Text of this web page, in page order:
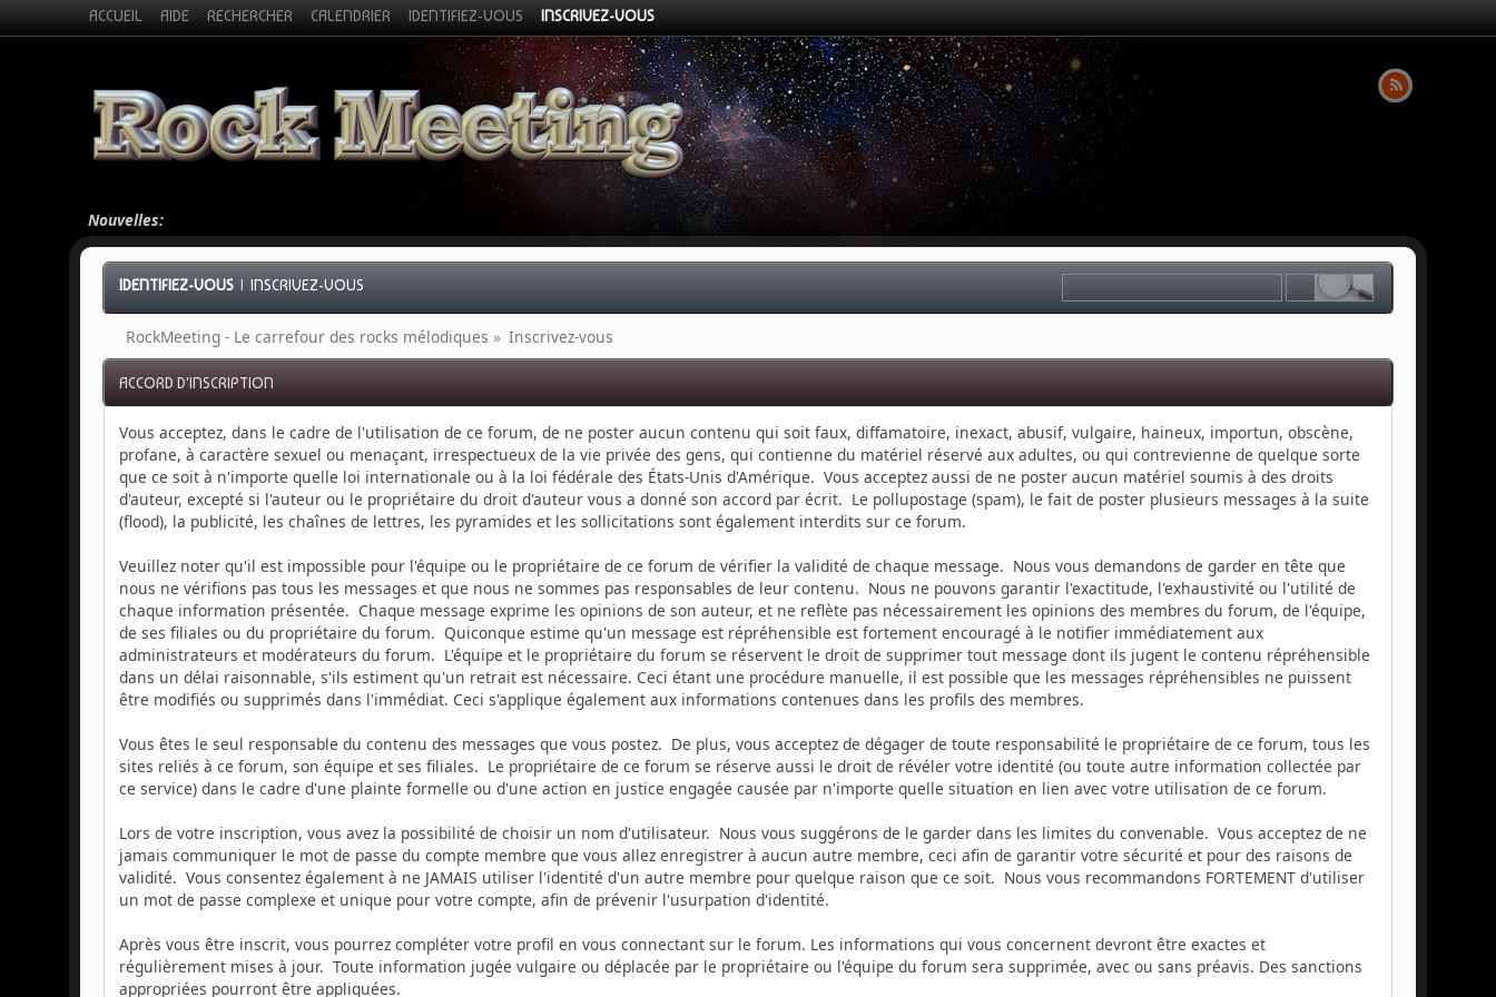
ACCUEIL AIDE RECHERCHER CALENDRIER IDENTIFIEZ-VOUS INSCRIVEZ-VOUS
Nouvelles:
IDENTIFIEZ-VOUS |INSCRIVEZ-VOUS
RockMeeting - Le carrefour des rocks mélodiques » Inscrivez-vous
ACCORD D'INSCRIPTION
Vous acceptez, dans le cadre de l'utilisation de ce forum, de ne poster aucun contenu qui soit faux, diffamatoire, inexact, abusif, vulgaire, haineux, importun, obscène,
profane, à caractère sexuel ou menaçant, irrespectueux de la vie privée des gens, qui contienne du matériel réservé aux adultes, ou qui contrevienne de quelque sorte
que ce soit à n'importe quelle loi internationale ou à la loi fédérale des États-Unis d'Amérique. Vous acceptez aussi de ne poster aucun matériel soumis à des droits
d'auteur, excepté si l'auteur ou le propriétaire du droit d'auteur vous a donné son accord par écrit. Le pollupostage (spam), le fait de poster plusieurs messages à la suite
(flood), la publicité, les chaînes de lettres, les pyramides et les sollicitations sont également interdits sur ce forum.
Veuillez noter qu'il est impossible pour l'équipe ou le propriétaire de ce forum de vérifier la validité de chaque message. Nous vous demandons de garder en tête que
nous ne vérifions pas tous les messages et que nous ne sommes pas responsables de leur contenu. Nous ne pouvons garantir l'exactitude, l'exhaustivité ou l'utilité de
chaque information présentée. Chaque message exprime les opinions de son auteur, et ne reflète pas nécessairement les opinions des membres du forum, de l'équipe,
de ses filiales ou du propriétaire du forum. Quiconque estime qu'un message est répréhensible est fortement encouragé à le notifier immédiatement aux
administrateurs et modérateurs du forum. L'équipe et le propriétaire du forum se réservent le droit de supprimer tout message dont ils jugent le contenu répréhensible
dans un délai raisonnable, s'ils estiment qu'un retrait est nécessaire. Ceci étant une procédure manuelle, il est possible que les messages répréhensibles ne puissent
être modifiés ou supprimés dans l'immédiat. Ceci s'applique également aux informations contenues dans les profils des membres.
Vous êtes le seul responsable du contenu des messages que vous postez. De plus, vous acceptez de dégager de toute responsabilité le propriétaire de ce forum, tous les
sites reliés à ce forum, son équipe et ses filiales. Le propriétaire de ce forum se réserve aussi le droit de révéler votre identité (ou toute autre information collectée par
ce service) dans le cadre d'une plainte formelle ou d'une action en justice engagée causée par n'importe quelle situation en lien avec votre utilisation de ce forum.
Lors de votre inscription, vous avez la possibilité de choisir un nom d'utilisateur. Nous vous suggérons de le garder dans les limites du convenable. Vous acceptez de ne
jamais communiquer le mot de passe du compte membre que vous allez enregistrer à aucun autre membre, ceci afin de garantir votre sécurité et pour des raisons de
validité. Vous consentez également à ne JAMAIS utiliser l'identité d'un autre membre pour quelque raison que ce soit. Nous vous recommandons FORTEMENT d'utiliser
un mot de passe complexe et unique pour votre compte, afin de prévenir l'usurpation d'identité.
Après vous être inscrit, vous pourrez compléter votre profil en vous connectant sur le forum. Les informations qui vous concernent devront être exactes et
régulièrement mises à jour. Toute information jugée vulgaire ou déplacée par le propriétaire ou l'équipe du forum sera supprimée, avec ou sans préavis. Des sanctions
appropriées pourront être appliquées.